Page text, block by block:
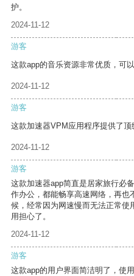
护。
2024-11-12
游客
这款app的音乐资源非常优质，可
2024-11-12
游客
这款加速器VPM应用程序提供了顶
2024-11-12
游客
这款加速器app简直是居家旅行必
作办公，都能畅享高速网络，再也
候，经常因为网速慢而无法正常使
用担心了。
2024-11-12
游客
这款app的用户界面简洁明了，使